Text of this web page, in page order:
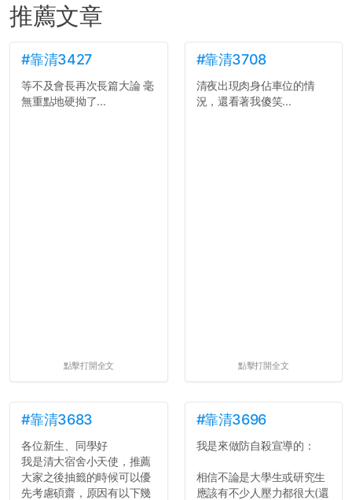
推薦文章
#靠清3427
等不及會長再次長篇大論 毫
無重點地硬拗了...
點擊打開全文
#靠清3708
清夜出現肉身佔車位的情
況，還看著我傻笑...
點擊打開全文
#靠清3683
各位新生、同學好
我是清大宿舍小天使，推薦
大家之後抽籤的時候可以優
先考慮碩齋，原因有以下幾
#靠清3696
我是來做防自殺宣導的：
相信不論是大學生或研究生
應該有不少人壓力都很大(還